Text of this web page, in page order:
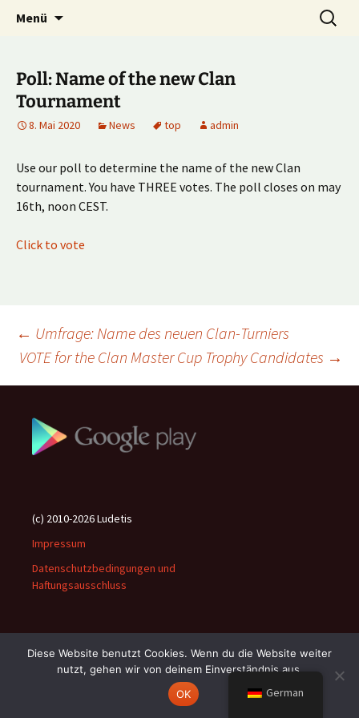
Kick it out!
Multiplayer Football Manager
Menü
Suche
nach:
Poll: Name of the new Clan
Tournament
8. Mai 2020 News top admin
Use our poll to determine the name of the new Clan
tournament. You have THREE votes. The poll closes on may
16th, noon CEST.
Click to vote
Beitragsnavigation
← Umfrage: Name des neuen Clan-Turniers
VOTE for the Clan Master Cup Trophy Candidates →
(c) 2010-2026 Ludetis
Impressum
Datenschutzbedingungen und
Haftungsausschluss
Stolz präsentiert von WordPress
German
Diese Website benutzt Cookies. Wenn du die Website weiter
nutzt, gehen wir von deinem Einverständnis aus.
OK